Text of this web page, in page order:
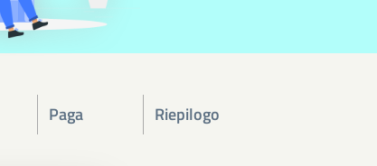
Paga Riepilogo